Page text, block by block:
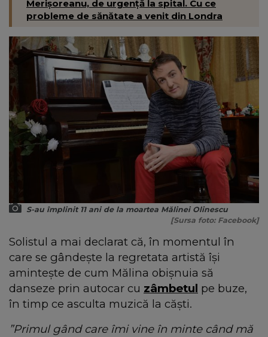
Merișoreanu, de urgență la spital. Cu ce
probleme de sănătate a venit din Londra
S-au împlinit 11 ani de la moartea Mălinei Olinescu
[Sursa foto: Facebook]
Solistul a mai declarat că, în momentul în
care se gândește la regretata artistă își
amintește de cum Mălina obișnuia să
danseze prin autocar cu zâmbetul pe buze,
în timp ce asculta muzică la căști.
”Primul gând care îmi vine în minte când mă